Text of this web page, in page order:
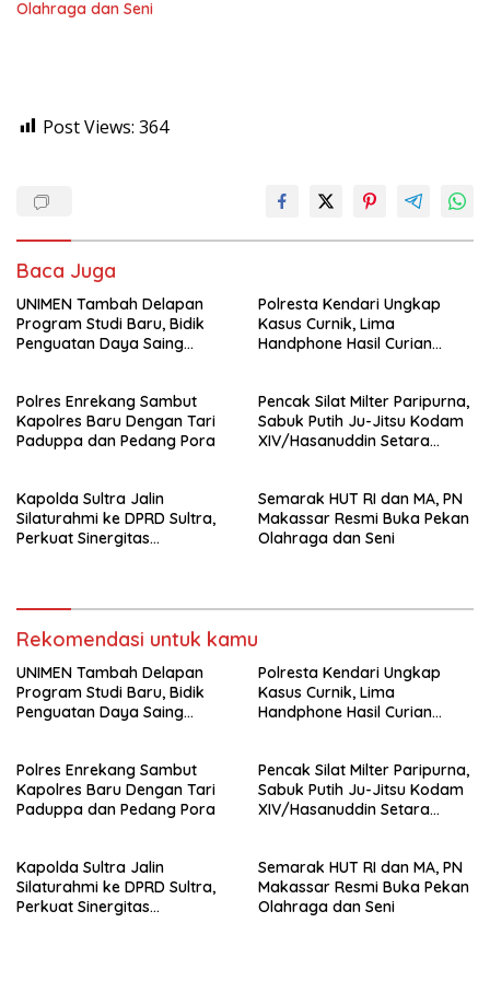
Olahraga dan Seni
Post Views: 364
Baca Juga
UNIMEN Tambah Delapan
Program Studi Baru, Bidik
Penguatan Daya Saing
Polresta Kendari Ungkap
Kasus Curnik, Lima
Handphone Hasil Curian
Polres Enrekang Sambut
Kapolres Baru Dengan Tari
Paduppa dan Pedang Pora
Pencak Silat Milter Paripurna,
Sabuk Putih Ju-Jitsu Kodam
XIV/Hasanuddin Setara
Kapolda Sultra Jalin
Silaturahmi ke DPRD Sultra,
Perkuat Sinergitas
Semarak HUT RI dan MA, PN
Makassar Resmi Buka Pekan
Olahraga dan Seni
Rekomendasi untuk kamu
UNIMEN Tambah Delapan
Program Studi Baru, Bidik
Penguatan Daya Saing
Polresta Kendari Ungkap
Kasus Curnik, Lima
Handphone Hasil Curian
Polres Enrekang Sambut
Kapolres Baru Dengan Tari
Paduppa dan Pedang Pora
Pencak Silat Milter Paripurna,
Sabuk Putih Ju-Jitsu Kodam
XIV/Hasanuddin Setara
Kapolda Sultra Jalin
Silaturahmi ke DPRD Sultra,
Perkuat Sinergitas
Semarak HUT RI dan MA, PN
Makassar Resmi Buka Pekan
Olahraga dan Seni